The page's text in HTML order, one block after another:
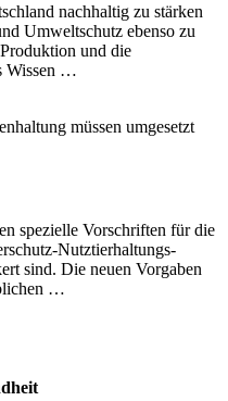
nachhaltig zu stärken
Umweltschutz ebenso zu
und die
Wissen …
spezielle Vorschriften für die
Nutztierhaltungs-
sind. Die neuen Vorgaben
…